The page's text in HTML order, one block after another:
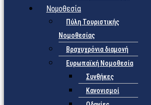
Νομοθεσία
Πύλη Τουριστικής
Νομοθεσίας
Βραχυχρόνια διαμονή
Ευρωπαϊκή Νομοθεσία
Συνθήκες
Κανονισμοί